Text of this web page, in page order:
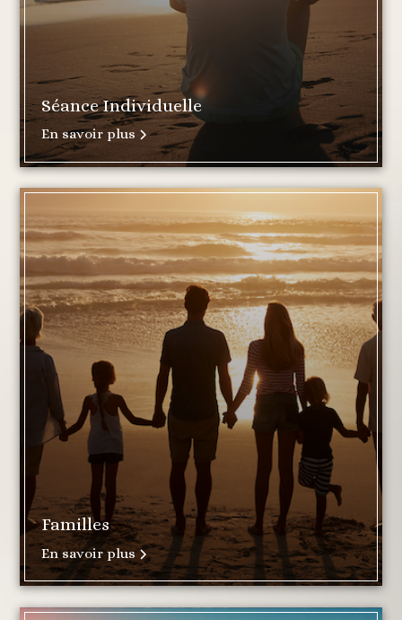
Séance Individuelle
En savoir plus
Familles
En savoir plus